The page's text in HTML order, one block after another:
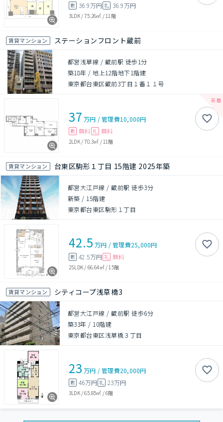
敷 36.9万円 礼 36.9万円
3LDK/75.26㎡ / 11階
賃貸マンション ステーションフロント蔵前
都営浅草線 / 蔵前駅 徒歩1分
築18年 /地上12階地下1階建
東京都台東区蔵前3丁目１番１１号
37 万円 /管理費10,000円
敷 無料 礼 無料
2LDK/70.3㎡ / 11階
賃貸マンション 台東区駒形１丁目 15階建 2025年築
都営大江戸線 / 蔵前駅 徒歩3分
新築 / 15階建
東京都台東区駒形１丁目
42.5 万円 /管理費25,000円
敷 42.5万円 礼 無料
2SLDK / 66.64㎡/ 15階
賃貸マンション シティコープ浅草橋3
都営大江戸線 / 蔵前駅 徒歩6分
築33年 / 10階建
東京都台東区浅草橋３丁目
23 万円 /管理費20,000円
敷 46万円 礼 23万円
3LDK/65.85㎡ /6階